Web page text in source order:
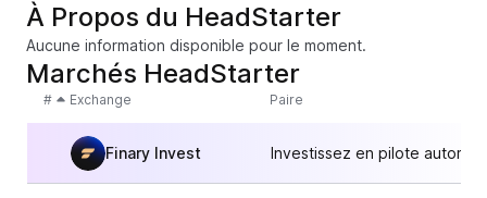
À Propos du HeadStarter
Aucune information disponible pour le moment.
Marchés HeadStarter
# Exchange Paire
Finary Invest Investissez en pilote